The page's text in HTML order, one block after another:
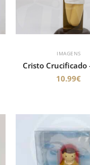
IMAGENS
Cristo Crucificado
10.99€